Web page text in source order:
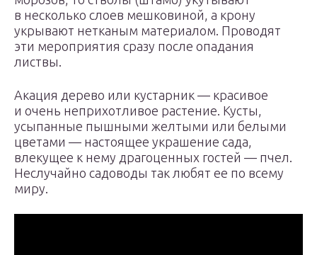
в несколько слоев мешковиной, а крону
укрывают нетканым материалом. Проводят
эти мероприятия сразу после опадания
листвы.
Акация дерево или кустарник — красивое
и очень неприхотливое растение. Кусты,
усыпанные пышными желтыми или белыми
цветами — настоящее украшение сада,
влекущее к нему драгоценных гостей — пчел.
Неслучайно садоводы так любят ее по всему
миру.